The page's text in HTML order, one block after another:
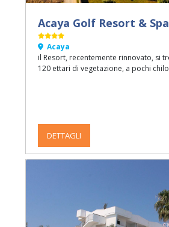
Acaya Golf Resort & Spa
Acaya
il Resort, recentemente rinnovato, si
120 ettari di vegetazione, a pochi
DETTAGLI